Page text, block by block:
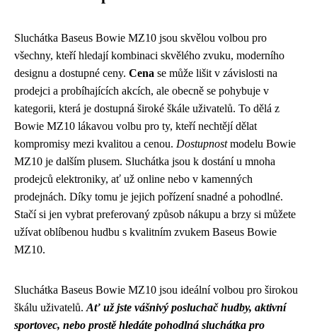
Sluchátka Baseus Bowie MZ10 jsou skvělou volbou pro
všechny, kteří hledají kombinaci skvělého zvuku, moderního
designu a dostupné ceny. Cena se může lišit v závislosti na
prodejci a probíhajících akcích, ale obecně se pohybuje v
kategorii, která je dostupná široké škále uživatelů. To dělá z
Bowie MZ10 lákavou volbu pro ty, kteří nechtějí dělat
kompromisy mezi kvalitou a cenou. Dostupnostmodelu Bowie
MZ10 je dalším plusem. Sluchátka jsou k dostání u mnoha
prodejců elektroniky, ať už online nebo v kamenných
prodejnách. Díky tomu je jejich pořízení snadné a pohodlné.
Stačí si jen vybrat preferovaný způsob nákupu a brzy si můžete
užívat oblíbenou hudbu s kvalitním zvukem Baseus Bowie
MZ10.
Sluchátka Baseus Bowie MZ10 jsou ideální volbou pro širokou
škálu uživatelů. Ať už jste vášnivý posluchač hudby, aktivní
sportovec, nebo prostě hledáte pohodlná sluchátka pro